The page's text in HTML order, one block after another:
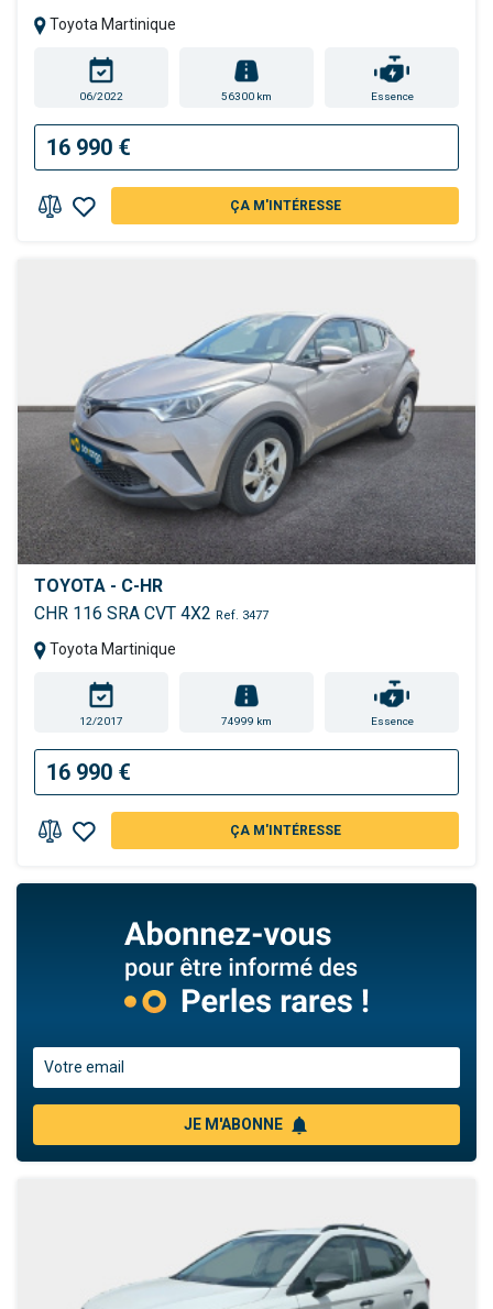
Toyota Martinique
06/2022 56300 km Essence
16 990 €
ÇA M'INTÉRESSE
TOYOTA - C-HR
CHR 116 SRA CVT 4X2 Ref. 3477
Toyota Martinique
12/2017 74999 km Essence
16 990 €
ÇA M'INTÉRESSE
JE M'ABONNE notifications